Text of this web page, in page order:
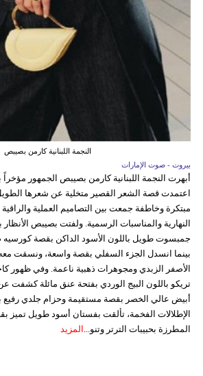
النجمة اللبنانية كارمن بصيبص
بيروت - صوت الإمارات
أبهرت النجمة اللبنانية كارمن بصيبص الجمهور
اعتمدت قصة الشعر القصير متخلية عن شعرها الطويل
مبتكرة وخاطفة جمعت بين التصاميم العملية
النهارية والمناسبات الرسمية. ولفتت بصيبص الأنظار
جمبسوت طويل باللون الأسود الداكن بقصة كورسيه
بينما انسدل الجزء السفلي بقصة واسعة، ونسقت
الأصفر الزبدي ومجوهرات ذهبية ناعمة. وفي ظهور
تريكو باللون البيج الوردي بفتحة عنق مائلة كشفت
أبيض عالي الخصر بقصة مستقيمة وحزام جلدي رفيع
الإطلالات الفخمة، تألقت بفستان أسود طويل تميز
المطرزة بحبيبات الترتر وتنو... المزيد